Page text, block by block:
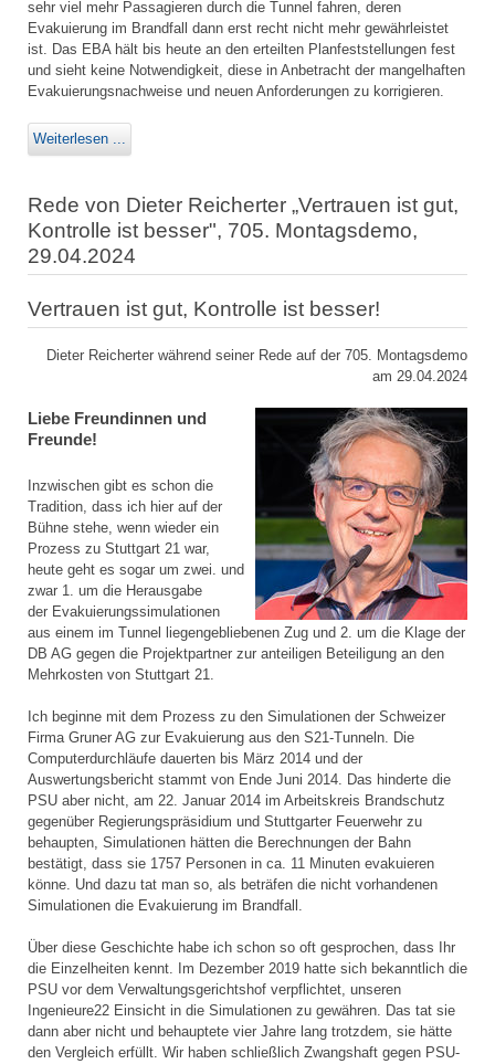
sehr viel mehr Passagieren durch die Tunnel fahren, deren
Evakuierung im Brandfall dann erst recht nicht mehr gewährleistet
ist. Das EBA hält bis heute an den erteilten Planfeststellungen fest
und sieht keine Notwendigkeit, diese in Anbetracht der mangelhaften
Evakuierungsnachweise und neuen Anforderungen zu korrigieren.
Weiterlesen ...
Rede von Dieter Reicherter „Vertrauen ist gut,
Kontrolle ist besser", 705. Montagsdemo,
29.04.2024
Vertrauen ist gut, Kontrolle ist besser!
Dieter Reicherter während seiner Rede auf der 705. Montagsdemo
am 29.04.2024
Liebe Freundinnen und
Freunde!
Inzwischen gibt es schon die
Tradition, dass ich hier auf der
Bühne stehe, wenn wieder ein
Prozess zu Stuttgart 21 war,
heute geht es sogar um zwei. und
zwar 1. um die Herausgabe
der Evakuierungssimulationen
aus einem im Tunnel liegengebliebenen Zug und 2. um die Klage der
DB AG gegen die Projektpartner zur anteiligen Beteiligung an den
Mehrkosten von Stuttgart 21.
Ich beginne mit dem Prozess zu den Simulationen der Schweizer
Firma Gruner AG zur Evakuierung aus den S21-Tunneln. Die
Computerdurchläufe dauerten bis März 2014 und der
Auswertungsbericht stammt von Ende Juni 2014. Das hinderte die
PSU aber nicht, am 22. Januar 2014 im Arbeitskreis Brandschutz
gegenüber Regierungspräsidium und Stuttgarter Feuerwehr zu
behaupten, Simulationen hätten die Berechnungen der Bahn
bestätigt, dass sie 1757 Personen in ca. 11 Minuten evakuieren
könne. Und dazu tat man so, als beträfen die nicht vorhandenen
Simulationen die Evakuierung im Brandfall.
Über diese Geschichte habe ich schon so oft gesprochen, dass Ihr
die Einzelheiten kennt. Im Dezember 2019 hatte sich bekanntlich die
PSU vor dem Verwaltungsgerichtshof verpflichtet, unseren
Ingenieure22 Einsicht in die Simulationen zu gewähren. Das tat sie
dann aber nicht und behauptete vier Jahre lang trotzdem, sie hätte
den Vergleich erfüllt. Wir haben schließlich Zwangshaft gegen PSU-